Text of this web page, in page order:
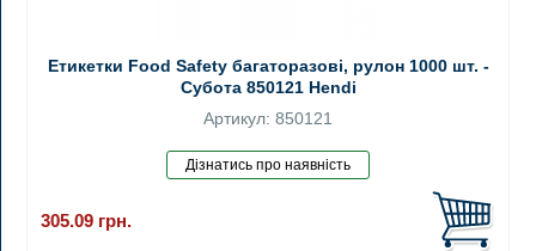
Етикетки Food Safety багаторазові, рулон 1000 шт. -
Субота 850121 Hendi
Артикул: 850121
305.09 грн.